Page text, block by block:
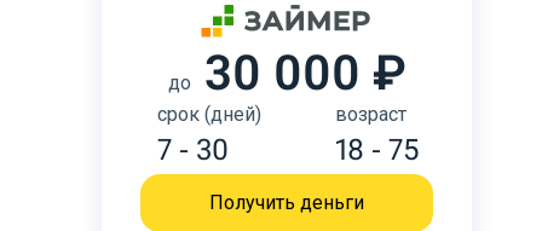
до 30 000 ₽
срок (дней)
7 - 30
возраст
18 - 75
Получить деньги